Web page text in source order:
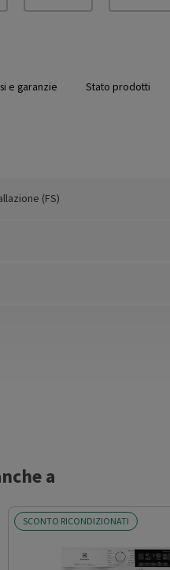
e garanzie Stato prodotti
(FS)
a
SCONTO RICONDIZIONATI